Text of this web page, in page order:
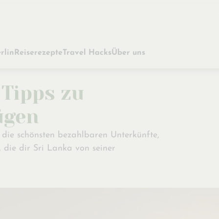
Reiserezepte Travel HacksÜber uns
zu
schönsten bezahlbaren Unterkünfte,
die dir Sri Lanka von seiner